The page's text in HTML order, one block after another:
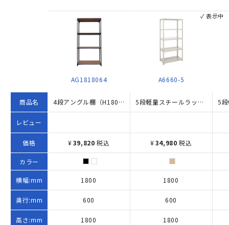
商品名
レビュー
価格
カラー
横幅:mm
奥行:mm
高さ:mm
AG1818064
✓ 表示中
4段アングル棚（H1800×W1800×D600）
¥39,820 税込
1800
600
1800
A6660-5
5段軽量スチールラック H1800×W1800×D600 アイボリー
¥34,980 税込
1800
600
1800